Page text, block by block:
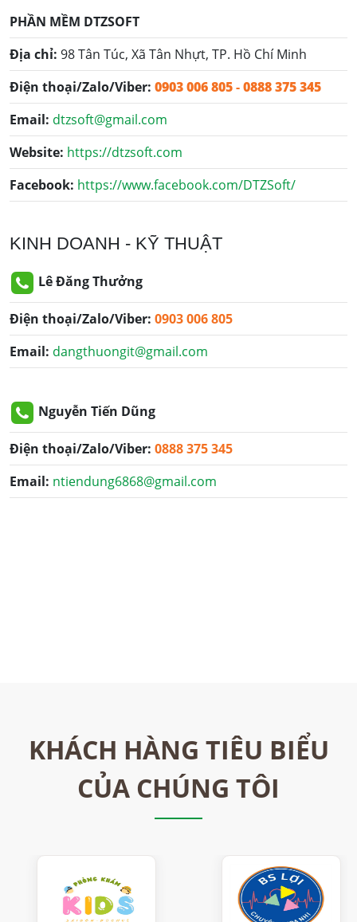
PHẦN MỀM DTZSOFT
Địa chỉ: 98 Tân Túc, Xã Tân Nhựt, TP. Hồ Chí Minh
Điện thoại/Zalo/Viber: 0903 006 805-0888 375 345
Email: dtzsoft@gmail.com
Website: https://dtzsoft.com
Facebook: https://www.facebook.com/DTZSoft/
KINH DOANH - KỸ THUẬT
Lê Đăng Thưởng
Điện thoại/Zalo/Viber: 0903 006 805
Email: dangthuongit@gmail.com
Nguyễn Tiến Dũng
Điện thoại/Zalo/Viber: 0888 375 345
Email: ntiendung6868@gmail.com
KHÁCH HÀNG TIÊU BIỂU
CỦA CHÚNG TÔI